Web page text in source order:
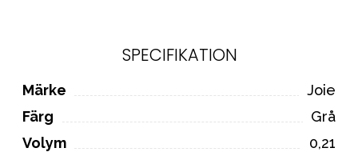
SPECIFIKATION
Märke
Joie
Färg
Grå
Volym
0,21